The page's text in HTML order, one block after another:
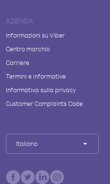
AZIENDA
Informazioni su Viber
Centro marchio
Carriere
Termini e informative
Informativa sulla privacy
Customer Complaints Code
Italiano